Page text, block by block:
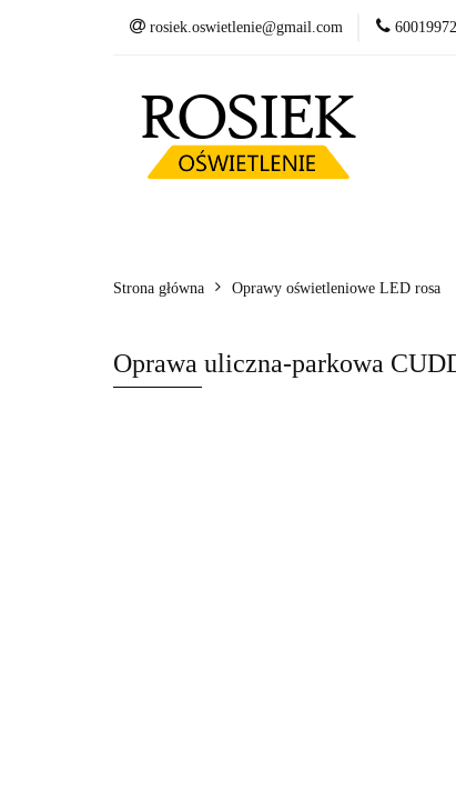
rosiek.oswietlenie@gmail.com
Kosze zbrojeniowe
Słupy
Strona główna Oprawy oświetleniowe LED rosa
Oprawa uliczna-parkowa